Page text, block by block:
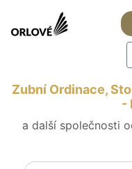
Zubní Ordinace,
-
a další společnosti